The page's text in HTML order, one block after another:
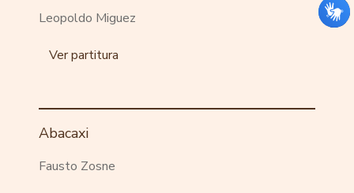
Leopoldo Miguez
Ver partitura
Abacaxi
Fausto Zosne